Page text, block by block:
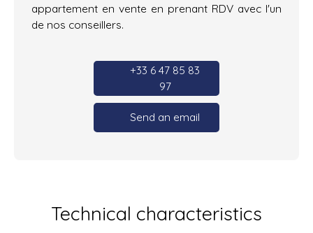
appartement en vente en prenant RDV avec l'un
de nos conseillers.
+33 6 47 85 83
97
Send an email
Technical characteristics